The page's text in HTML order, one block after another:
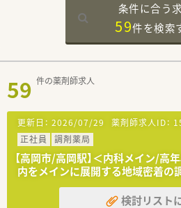
条件に合う
59件を検索
59 件の薬剤師求人
更新日： 2026/07/29 薬剤師求人ID：
正社員
調剤薬局
【高岡市/高岡駅】＜内科メイン/高
内をメインに展開する地域密着の
検討リスト